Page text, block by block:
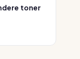
toner